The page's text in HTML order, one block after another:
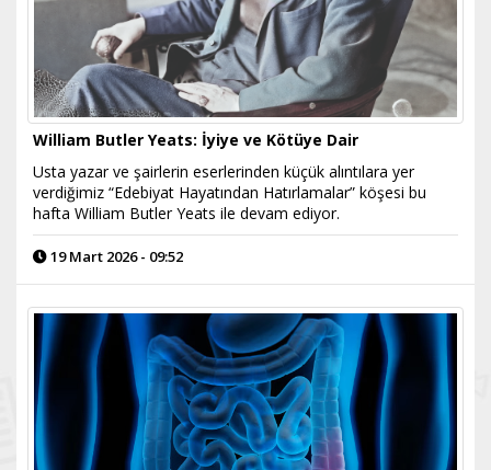
​William Butler Yeats: İyiye ve Kötüye Dair
Usta yazar ve şairlerin eserlerinden küçük alıntılara yer
verdiğimiz “Edebiyat Hayatından Hatırlamalar” köşesi bu
hafta William Butler Yeats ile devam ediyor.
19 Mart 2026 - 09:52